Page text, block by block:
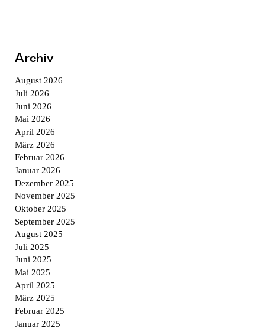
Archiv
August 2026
Juli 2026
Juni 2026
Mai 2026
April 2026
März 2026
Februar 2026
Januar 2026
Dezember 2025
November 2025
Oktober 2025
September 2025
August 2025
Juli 2025
Juni 2025
Mai 2025
April 2025
März 2025
Februar 2025
Januar 2025